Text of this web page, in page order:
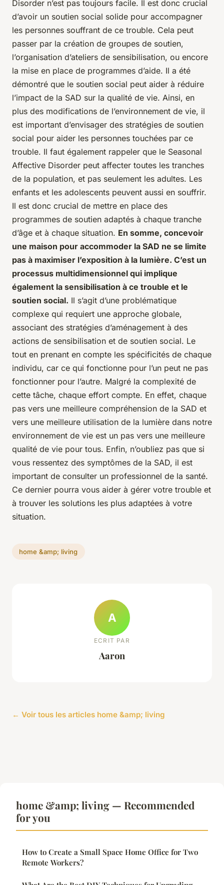
Disorder n’est pas toujours facile. Il est donc crucial
d’avoir un soutien social solide pour accompagner
les personnes souffrant de ce trouble. Cela peut
passer par la création de groupes de soutien,
l’organisation d’ateliers de sensibilisation, ou encore
la mise en place de programmes d’aide. Il a été
démontré que le soutien social peut aider à réduire
l’impact de la SAD sur la qualité de vie. Ainsi, en
plus des modifications de l’environnement de vie, il
est important d’envisager des stratégies de soutien
social pour aider les personnes touchées par ce
trouble. Il faut également rappeler que le Seasonal
Affective Disorder peut affecter toutes les tranches
de la population, et pas seulement les adultes. Les
enfants et les adolescents peuvent aussi en souffrir.
Il est donc crucial de mettre en place des
programmes de soutien adaptés à chaque tranche
d’âge et à chaque situation. En somme, concevoir
une maison pour accommoder la SAD ne se limite
pas à maximiser l’exposition à la lumière. C’est un
processus multidimensionnel qui implique
également la sensibilisation à ce trouble et le
soutien social. Il s’agit d’une problématique
complexe qui requiert une approche globale,
associant des stratégies d’aménagement à des
actions de sensibilisation et de soutien social. Le
tout en prenant en compte les spécificités de chaque
individu, car ce qui fonctionne pour l’un peut ne pas
fonctionner pour l’autre. Malgré la complexité de
cette tâche, chaque effort compte. En effet, chaque
pas vers une meilleure compréhension de la SAD et
vers une meilleure utilisation de la lumière dans notre
environnement de vie est un pas vers une meilleure
qualité de vie pour tous. Enfin, n’oubliez pas que si
vous ressentez des symptômes de la SAD, il est
important de consulter un professionnel de la santé.
Ce dernier pourra vous aider à gérer votre trouble et
à trouver les solutions les plus adaptées à votre
situation.
home &amp; living
A
ECRIT PAR
Aaron
← Voir tous les articles home &amp; living
home &amp; living — Recommended
for you
How to Create a Small Space Home Office for Two
Remote Workers?